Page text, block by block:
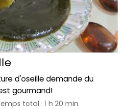
d'oseille demande du
gourmand!
total : 1 h 20 min